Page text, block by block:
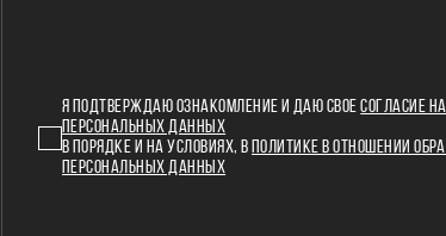
Я ПОДТВЕРЖДАЮ ОЗНАКОМЛЕНИЕ И ДАЮ СВОЕСОГЛАСИЕ
ПЕРСОНАЛЬНЫХ ДАННЫХ
В ПОРЯДКЕ И НА УСЛОВИЯХ, В
ПОЛИТИКЕ В ОТНОШЕНИИ
ПЕРСОНАЛЬНЫХ ДАННЫХ